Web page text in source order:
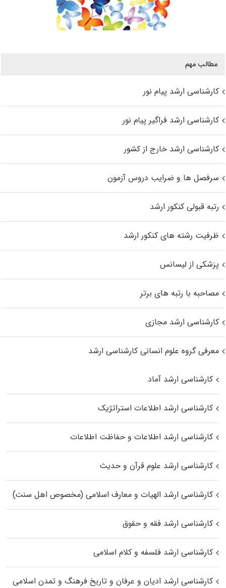
مطالب مهم
کارشناسی ارشد پیام نور
کارشناسی ارشد فراگیر پیام نور
کارشناسی ارشد خارج از کشور
سرفصل ها و ضرایب دروس آزمون
رتبه قبولی کنکور ارشد
ظرفیت رشته های کنکور ارشد
پزشکی از لیسانس
مصاحبه با رتبه های برتر
کارشناسی ارشد مجازی
معرفی گروه علوم انسانی کارشناسی ارشد
کارشناسی ارشد آماد
کارشناسی ارشد اطلاعات استراتژیک
کارشناسی ارشد اطلاعات و حفاظت اطلاعات
کارشناسی ارشد علوم قرآن و حدیث
کارشناسی ارشد الهیات و معارف اسلامی (مخصوص اهل سنت)
کارشناسی ارشد فقه و حقوق
کارشناسی ارشد فلسفه و کلام اسلامی
کارشناسی ارشد ادیان و عرفان و تاریخ فرهنگ و تمدن اسلامی